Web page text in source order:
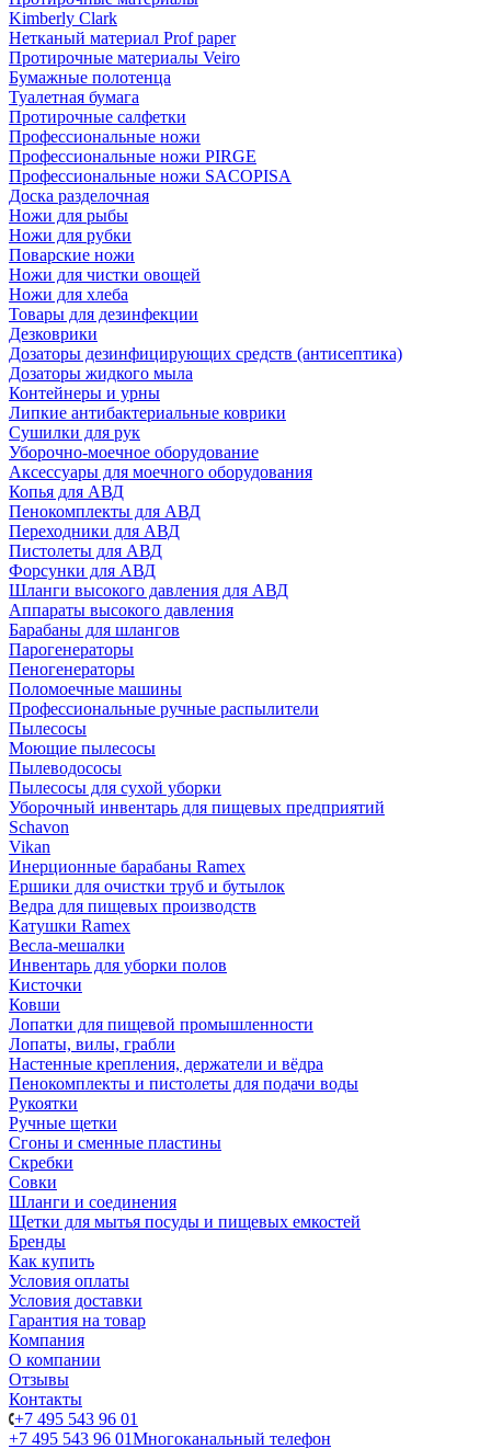
Kimberly Clark
Нетканый материал Prof paper
Протирочные материалы Veiro
Бумажные полотенца
Туалетная бумага
Протирочные салфетки
Профессиональные ножи
Профессиональные ножи PIRGE
Профессиональные ножи SACOPISA
Доска разделочная
Ножи для рыбы
Ножи для рубки
Поварские ножи
Ножи для чистки овощей
Ножи для хлеба
Товары для дезинфекции
Дезковрики
Дозаторы дезинфицирующих средств (антисептика)
Дозаторы жидкого мыла
Контейнеры и урны
Липкие антибактериальные коврики
Сушилки для рук
Уборочно-моечное оборудование
Аксессуары для моечного оборудования
Копья для АВД
Пенокомплекты для АВД
Переходники для АВД
Пистолеты для АВД
Форсунки для АВД
Шланги высокого давления для АВД
Аппараты высокого давления
Барабаны для шлангов
Парогенераторы
Пеногенераторы
Поломоечные машины
Профессиональные ручные распылители
Пылесосы
Моющие пылесосы
Пылеводососы
Пылесосы для сухой уборки
Уборочный инвентарь для пищевых предприятий
Schavon
Vikan
Инерционные барабаны Ramex
Ершики для очистки труб и бутылок
Ведра для пищевых производств
Катушки Ramex
Весла-мешалки
Инвентарь для уборки полов
Кисточки
Ковши
Лопатки для пищевой промышленности
Лопаты, вилы, грабли
Настенные крепления, держатели и вёдра
Пенокомплекты и пистолеты для подачи воды
Рукоятки
Ручные щетки
Сгоны и сменные пластины
Скребки
Совки
Шланги и соединения
Щетки для мытья посуды и пищевых емкостей
Бренды
Как купить
Условия оплаты
Условия доставки
Гарантия на товар
Компания
О компании
Отзывы
Контакты
+7 495 543 96 01
+7 495 543 96 01Многоканальный телефон